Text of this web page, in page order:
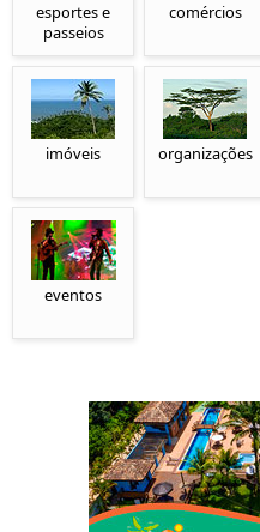
esportes e
passeios
comércios
imóveis organizações
eventos